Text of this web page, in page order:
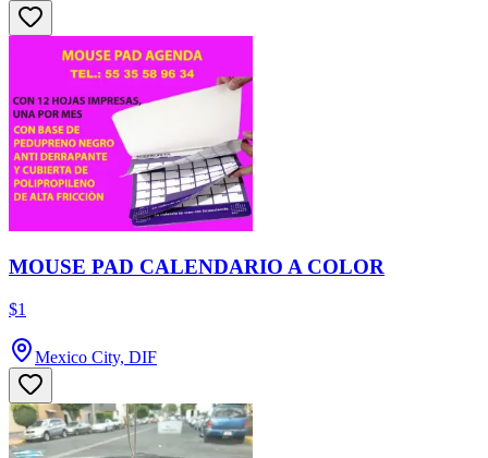
MOUSE PAD CALENDARIO A COLOR
$1
Mexico City, DIF